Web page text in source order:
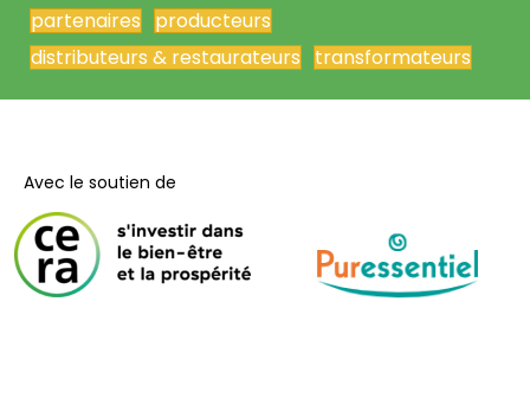
partenaires
producteurs
distributeurs & restaurateurs
transformateurs
Avec le soutien de